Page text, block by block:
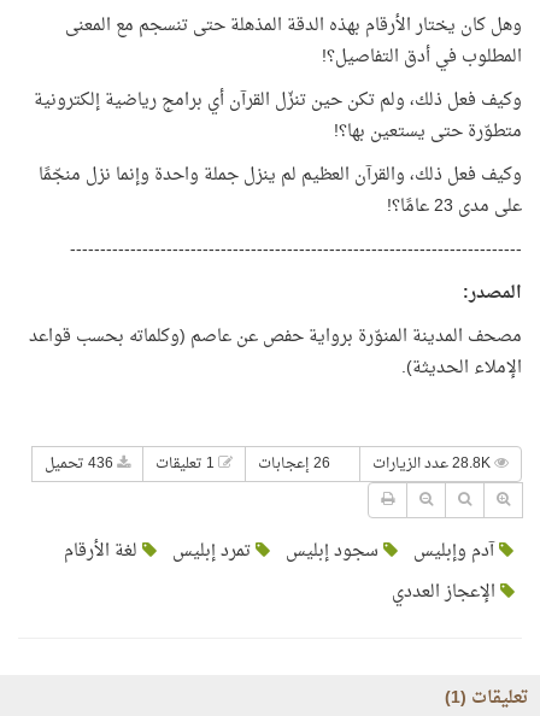
وهل كان يختار الأرقام بهذه الدقة المذهلة حتى تنسجم مع المعنى
المطلوب في أدق التفاصيل؟!
وكيف فعل ذلك، ولم تكن حين تنزّل القرآن أي برامج رياضية إلكترونية
متطوّرة حتى يستعين بها؟!
وكيف فعل ذلك، والقرآن العظيم لم ينزل جملة واحدة وإنما نزل منجّمًا
على مدى 23 عامًا؟!
---------------------------------------------------------------------------
المصدر:
مصحف المدينة المنوّرة برواية حفص عن عاصم (وكلماته بحسب قواعد
الإملاء الحديثة).
26 إعجابات
آدم وإبليس سجود إبليس تمرد إبليس
لغة الأرقام
الإعجاز العددي
تعليقات (1
)